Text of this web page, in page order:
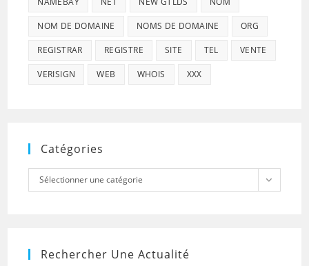
NOM DE DOMAINE NOMS DE DOMAINE ORG
REGISTRAR REGISTRE SITE TEL VENTE
VERISIGN WEB WHOIS XXX
Catégories
Catégories
Sélectionner une catégorie
Rechercher Une Actualité